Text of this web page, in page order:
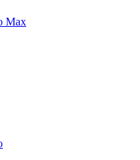
Max